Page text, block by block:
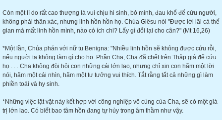
Còn một lí do rất cao thượng là vui chịu hi sinh, bỏ mình, đau khổ để cứu người,
không phải thân xác, nhưng linh hồn hồn họ. Chúa Giêsu nói "Được lời lãi cả thế
gian mà mất linh hồn mình, nào có ích chi? Lấy gì đổi lại cho cân?" (Mt 16,26)
*Một lần, Chúa phán với nữ tu Benigna: "Nhiều linh hồn sẽ không được cứu rỗi,
nếu người ta không làm gì cho họ. Phần Cha, Cha đã chết trên Thập giá để cứu
họ . . . Cha không đòi hỏi con những cái lớn lao, nhưng chỉ xin con hãm một lời
nói, hãm một cái nhìn, hãm một tư tưởng vui thích. Tắt rằng tất cả những gì làm
phiền toái và hy sinh.
*Những việc lặt vặt này kết hợp với công nghiệp vô cùng của Cha, sẽ có một giá
trị lớn lao. Có biết bao tâm hồn đang tự hủy trong âm thầm như vậy.